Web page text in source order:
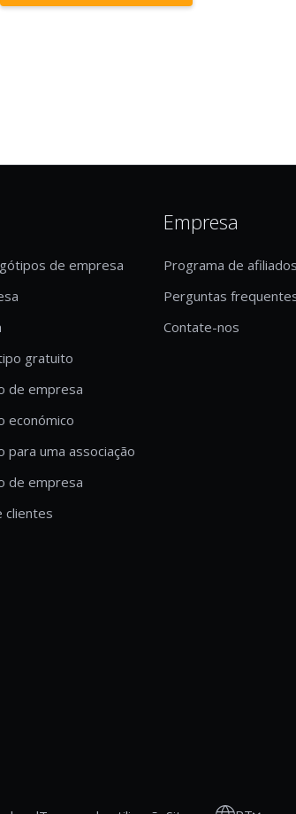
de empresa
gratuito
de empresa
económico
para uma associação
de empresa
clientes
Empresa
Programa de afiliados
Perguntas
Contate-nos